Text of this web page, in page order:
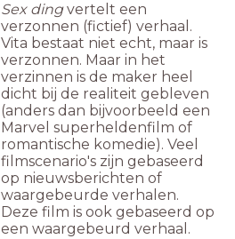
Sex dingvertelt een
verzonnen (fictief) verhaal.
Vita bestaat niet echt, maar is
verzonnen. Maar in het
verzinnen is de maker heel
dicht bij de realiteit gebleven
(anders dan bijvoorbeeld een
Marvel superheldenfilm of
romantische komedie). Veel
filmscenario's zijn gebaseerd
op nieuwsberichten of
waargebeurde verhalen.
Deze film is ook gebaseerd op
een waargebeurd verhaal.